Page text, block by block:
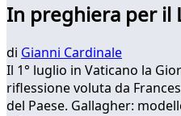
In preghiera per il
di Gianni Cardinale
Il 1° luglio in Vaticano la
riflessione voluta da
del Paese. Gallagher: